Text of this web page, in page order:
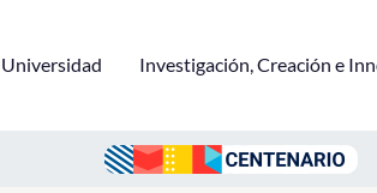
Universidad Investigación, Creación e